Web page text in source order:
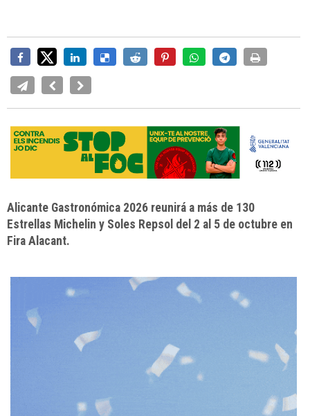
Alicante Gastronómica 2026 reunirá a más de 130
Estrellas Michelin y Soles Repsol del 2 al 5 de octubre en
Fira Alacant.